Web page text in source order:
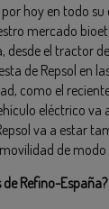
hoy en todo
mercado
desde el tractor
de Repsol en
como el
eléctrico va
va a estar
de modo
Refino-España?